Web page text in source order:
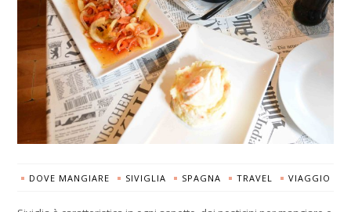
DOVE MANGIARE SIVIGLIA SPAGNA TRAVEL VIAGGIO